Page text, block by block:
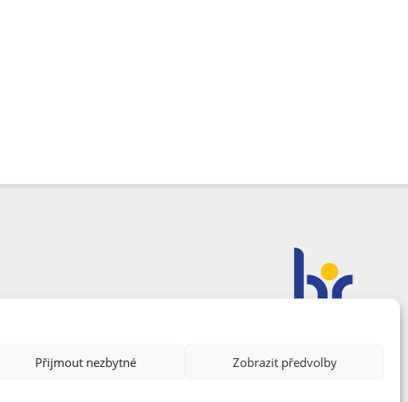
Přijmout nezbytné Zobrazit předvolby